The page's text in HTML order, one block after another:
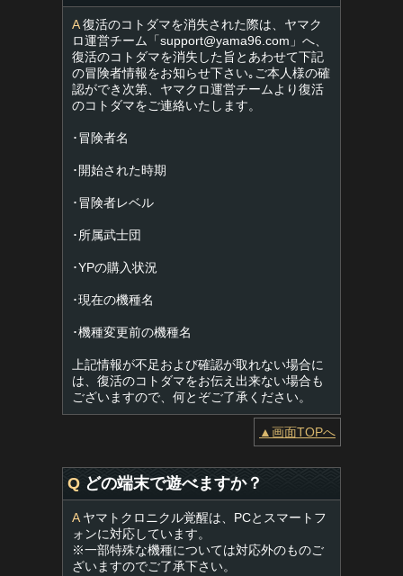
A復活のコトダマを消失された際は、ヤマク
ロ運営チーム「support@yama96.com 」へ、
復活のコトダマを消失した旨とあわせて下記
の冒険者情報をお知らせ下さい｡ご本人様の確
認ができ次第、ヤマクロ運営チームより復活
のコトダマをご連絡いたします。
･冒険者名
･開始された時期
･冒険者レベル
･所属武士団
･YPの購入状況
･現在の機種名
･機種変更前の機種名
上記情報が不足および確認が取れない場合に
は、復活のコトダマをお伝え出来ない場合も
ございますので、何とぞご了承ください。
▲画面TOPへ
Q どの端末で遊べますか？
Aヤマトクロニクル覚醒は、PCとスマートフ
ォンに対応しています。
※一部特殊な機種については対応外のものご
ざいますのでご了承下さい。